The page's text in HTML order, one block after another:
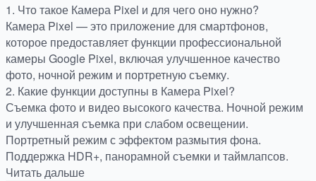
1. Что такое Камера Pixel и для чего оно нужно?
Камера Pixel — это приложение для смартфонов,
которое предоставляет функции профессиональной
камеры Google Pixel, включая улучшенное качество
фото, ночной режим и портретную съемку.
2. Какие функции доступны в Камера Pixel?
Съемка фото и видео высокого качества. Ночной режим
и улучшенная съемка при слабом освещении.
Портретный режим с эффектом размытия фона.
Поддержка HDR+, панорамной съемки и таймлапсов.
Читать дальше